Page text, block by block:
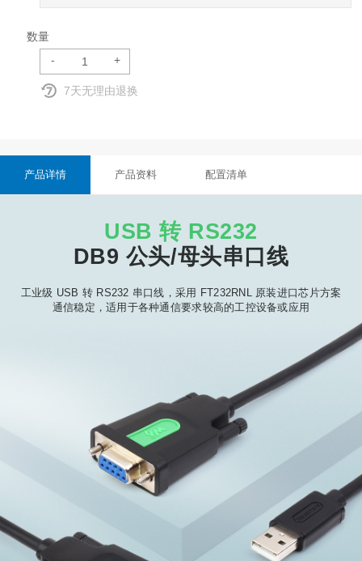
数量
-
+
7天无理由退换
产品详情 产品资料 配置清单
USB 转 RS232
DB9 公头/母头串口线
工业级 USB 转 RS232 串口线，采用 FT232RNL 原装进口芯片方案
通信稳定，适用于各种通信要求较高的工控设备或应用